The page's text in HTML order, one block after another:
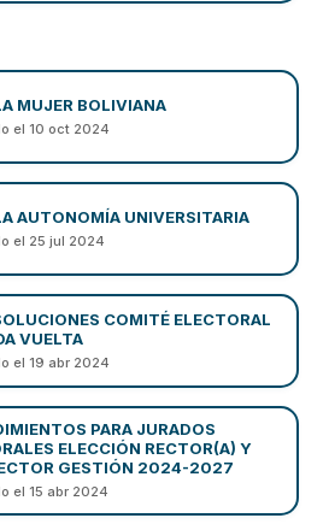
MUJER BOLIVIANA
el 10 oct 2024
AUTONOMÍA UNIVERSITARIA
el 25 jul 2024
COMITÉ ELECTORAL
VUELTA
el 19 abr 2024
PARA JURADOS
ELECCIÓN RECTOR(A) Y
GESTIÓN 2024-2027
el 15 abr 2024